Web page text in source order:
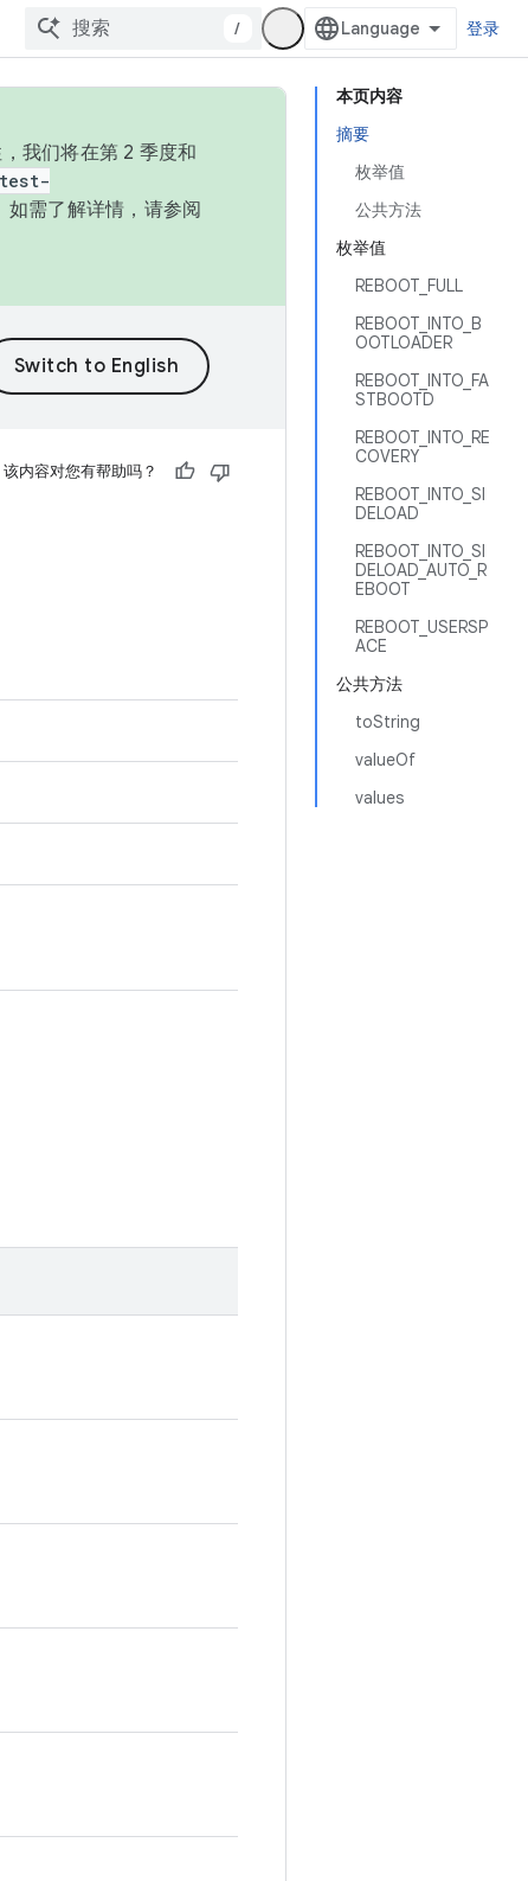
/ 登录
本页内容
摘要
枚举值
公共方法
枚举值
REBOOT_FULL
REBOOT_INTO_B
OOTLOADER
REBOOT_INTO_FA
STBOOTD
REBOOT_INTO_RE
COVERY
REBOOT_INTO_SI
DELOAD
REBOOT_INTO_SI
DELOAD_AUTO_R
EBOOT
REBOOT_USERSP
ACE
公共方法
toString
valueOf
values
我们将在第 2 季度和
需了解详情，请参阅
该内容对您有帮助吗？